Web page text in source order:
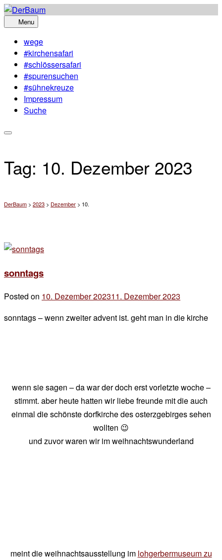
Skip
to
Menu
wege
#kirchensafari
#schlössersafari
#spurensuchen
#sühnekreuze
Impressum
Suche
Tag: 10. Dezember 2023
DerBaum > 2023 > Dezember > 10.
sonntags
Posted on 10. Dezember 202311. Dezember 2023
chef
sonntags – wenn zweiter advent ist. geht man in die kirche
wenn sie sagen – da war der doch erst vorletzte woche –
stimmt. aber heute hatten wir liebe freunde mit die auch
einmal die schönste dorfkirche des osterzgebirges sehen
wollten 😉
und zuvor waren wir im weihnachtswunderland
meint die weihnachtsausstellung im lohgerbermuseum zu